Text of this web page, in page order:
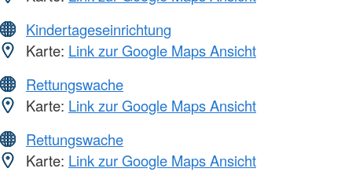
Kindertageseinrichtung
Karte: Link zur Google Maps Ansicht
Rettungswache
Karte: Link zur Google Maps Ansicht
Rettungswache
Karte: Link zur Google Maps Ansicht